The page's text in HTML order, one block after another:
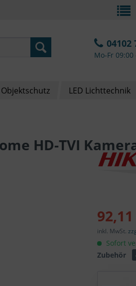
04102
Mo-Fr
Objektschutz LED Lichttechnik
HD-TVI
inkl. MwSt.
Sofort
Zubehör